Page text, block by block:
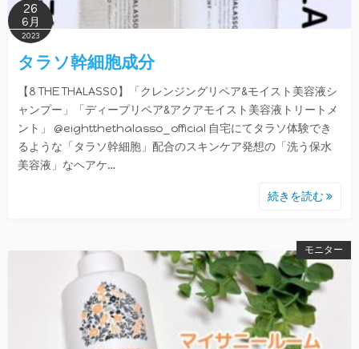
26
6月
2023
タラソ幹細胞成分
【8 THE THALASSO】「クレンジングリペア&モイスト美容液シ
ャンプー」「ディープリペア&アクアモイスト美容液トリートメ
ント」 @eightthethalasso_official 自宅にてタラソ体験でき
るような「タラソ幹細胞」配合のスキンケア発想の「洗う保水
美容液」なヘアケ…
続きを読む
モニター